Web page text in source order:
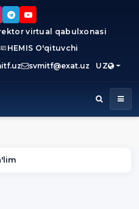
virtual qabulxonasi
HEMIS O'qituvchi
svmitf@exat.uz UZ